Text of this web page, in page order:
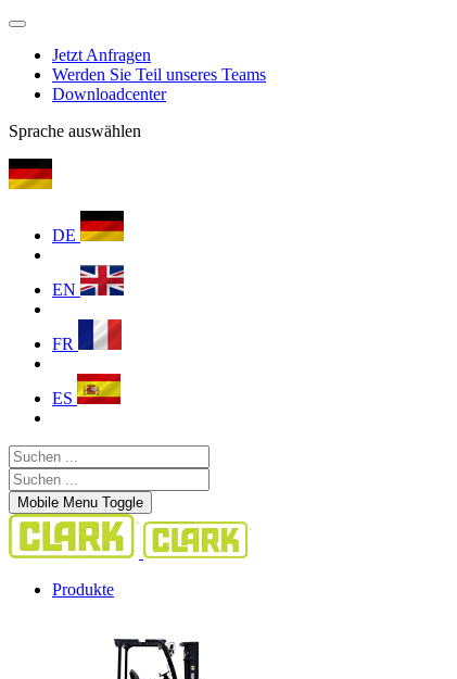
Jetzt Anfragen
Werden Sie Teil unseres Teams
Downloadcenter
Sprache auswählen
DE
EN
FR
ES
Mobile Menu Toggle
Produkte